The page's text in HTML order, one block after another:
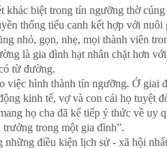
khác biệt trong tín ngưỡng thờ
thống tiểu canh kết hợp với
nhỏ, gọn, nhẹ, mọi thành viên
là gia đình hạt nhân chặt hơn
từ đường.
hình thành tín ngưỡng. Ở giai
kinh tế, vợ và con cái họ tuyệt
họ cha đã kế tiếp ý thức về uy
trong một gia đình”.
điều kiện lịch sử - xã hội